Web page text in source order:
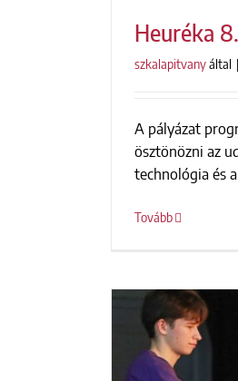
Heuréka
szkalapitvanyáltal |
A pályázat
ösztönözni az
technológia és
Tovább